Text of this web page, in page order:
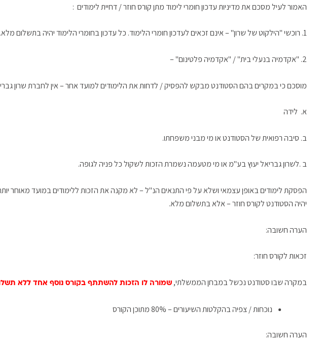
האמור לעיל מסכם את מדיניות עדכון חומרי לימוד מתן קורס חוזר / דחיית לימודים :
1. רוכשי "הילקוט של שרון" – אינם זכאים לעדכון חומרי הלימוד. כל עדכון בחומרי הלימוד יהיה בתשלום מלא.
2. "אקדמיה בנעלי בית" / "אקדמיה פלטינום" –
מוסכם כי במקרים בהם הסטודנט מבקש להפסיק / לדחות את הלימודים למועד אחר – אין לחברת שרון
א. לידה
ב. סיבה רפואית של הסטודנט או מי מבני משפחתו.
ב .לשרון גבריאל יעוץ בע"מ או מי מטעמה נשמרת הזכות לשקול כל פניה לגופה.
הפסקת לימודים באופן עצמאי ושלא על פי התנאים הנ"ל – לא מקנה את הזכות ללימודים במועד
יהיה הסטודנט לקורס חוזר – אלא בתשלום מלא.
הערה חשובה:
זכאות לקורס חוזר:
במקרה שבו סטודנט נכשל במבחן הממשלתי, שמורה לו הזכות להשתתף בקורס נוסף אחד ללא
נוכחות / צפיה בהקלטות השיעורים – 80% מתוכן הקורס
הערה חשובה: